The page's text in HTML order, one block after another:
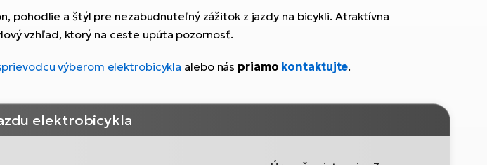
pohodlie a štýl pre nezabudnuteľný zážitok z jazdy na bicykli. Atraktívna
vzhľad, ktorý na ceste upúta pozornosť.
výberom elektrobicykla alebo nás priamo kontaktujte.
elektrobicykla